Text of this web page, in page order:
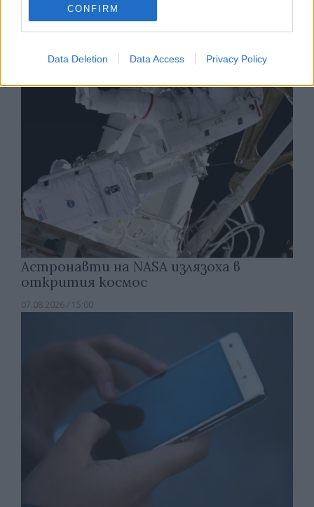
CONFIRM
Data Deletion Data Access Privacy Policy
Изкуствен интелект за първи път
създаде нови жизнеспособни вируси
Астронавти на NASA излязоха в
открития космос
07.08.2026 / 15:00